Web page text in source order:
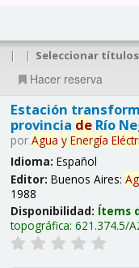
| | Seleccionar
Hacer reserva
Estación
provincia deRío
por Agua y Energía
Idioma: Español
Editor: Buenos Aires:
1988
Disponibilidad: Ítems
topográfica: 621.374.5/